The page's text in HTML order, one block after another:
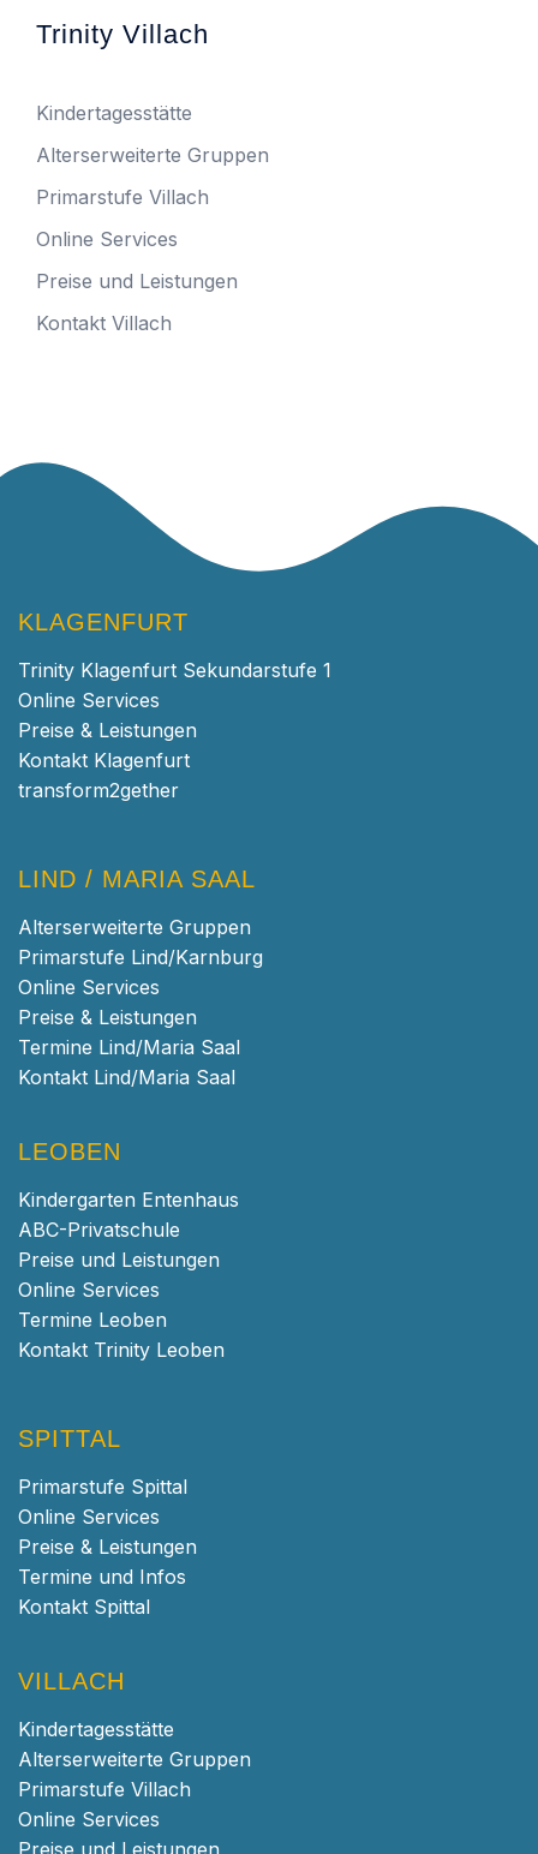
Trinity Villach
Kindertagesstätte
Alterserweiterte Gruppen
Primarstufe Villach
Online Services
Preise und Leistungen
Kontakt Villach
KLAGENFURT
Trinity Klagenfurt Sekundarstufe 1
Online Services
Preise & Leistungen
Kontakt Klagenfurt
transform2gether
LIND / MARIA SAAL
Alterserweiterte Gruppen
Primarstufe Lind/Karnburg
Online Services
Preise & Leistungen
Termine Lind/Maria Saal
Kontakt Lind/Maria Saal
LEOBEN
Kindergarten Entenhaus
ABC-Privatschule
Preise und Leistungen
Online Services
Termine Leoben
Kontakt Trinity Leoben
SPITTAL
Primarstufe Spittal
Online Services
Preise & Leistungen
Termine und Infos
Kontakt Spittal
VILLACH
Kindertagesstätte
Alterserweiterte Gruppen
Primarstufe Villach
Online Services
Preise und Leistungen